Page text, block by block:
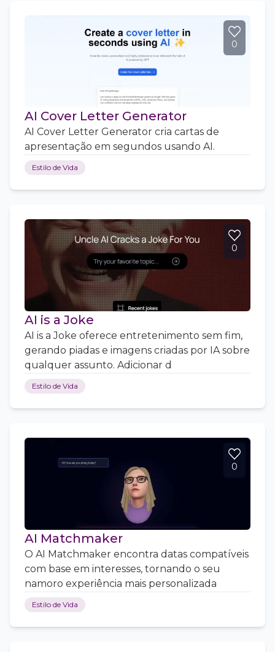
0
AI Cover Letter Generator
AI Cover Letter Generator cria cartas de
apresentação em segundos usando AI.
Estilo de Vida
0
AI is a Joke
AI is a Joke oferece entretenimento sem fim,
gerando piadas e imagens criadas por IA sobre
qualquer assunto. Adicionar d
Estilo de Vida
0
AI Matchmaker
O AI Matchmaker encontra datas compatíveis
com base em interesses, tornando o seu
namoro experiência mais personalizada
Estilo de Vida